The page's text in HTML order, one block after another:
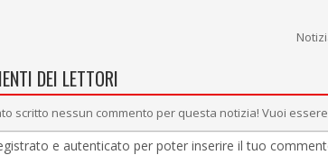
DEI LETTORI
scritto nessun commento per questa notizia! Vuoi